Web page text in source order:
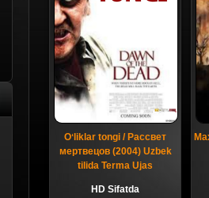
Oʻliklar tongi / Рассвет
мертвецов (2004) Uzbek
tilida Terma Ujas
HD Sifatda